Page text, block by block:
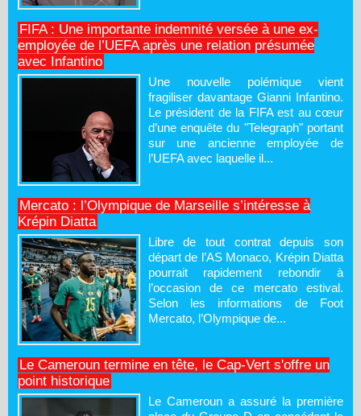
FIFA : Une importante indemnité versée à une ex-
employée de l’UEFA après une relation présumée
avec Infantino
Une nouvelle polémique vient
fragiliser davantage Gianni Infantino.
Le président de la FIFA est au cœur
d’une enquête du "Telegraph" portant
sur une ancienne employée de
l’UEFA avec laquelle il...
Mercato : l’Olympique de Marseille s’intéresse à
Krépin Diatta
Libre de tout contrat depuis son
départ de l’AS Monaco, Krépin Diatta
pourrait rapidement rebondir à
l’occasion de ce mercato estival.
Selon les informations de Foot
Mercato, l’Olympique de...
Le Cameroun termine en tête, le Cap-Vert s'offre un
point historique
Le Cameroun a assuré la première